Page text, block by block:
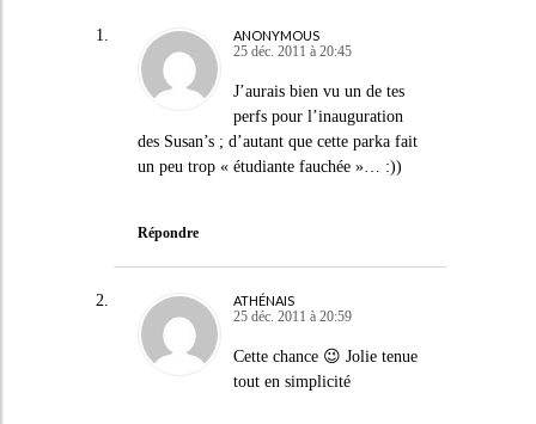
ANONYMOUS
25 déc. 2011 à 20:45
J’aurais bien vu un de tes
perfs pour l’inauguration
des Susan’s ; d’autant que cette parka fait
un peu trop « étudiante fauchée »… :))
Répondre
ATHÉNAIS
25 déc. 2011 à 20:59
Cette chance 😉 Jolie tenue
tout en simplicité